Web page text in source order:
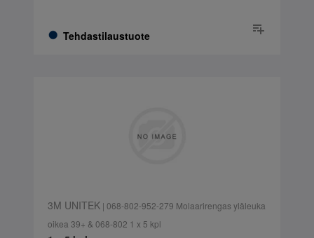
Tehdastilaustuote
3M UNITEK| 068-802-952-279 Molaarirengas yläleuka
oikea 39+ & 068-802 1 x 5 kpl